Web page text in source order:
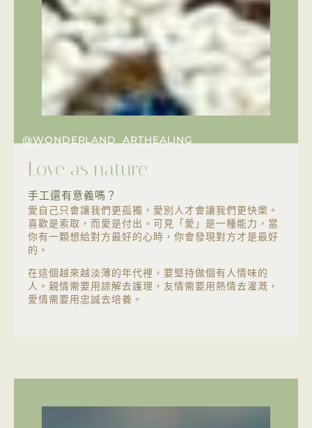
@WONDERLAND_ARTHEALING
Love as nature
手工還有意義嗎？
愛自己只會讓我們更孤獨，愛別人才會讓我們更快樂。
喜歡是索取，而愛是付出。可見「愛」是一種能力，當
你有一顆想給對方最好的心時，你會發現對方才是最好
的。
在這個越來越淡薄的年代裡，要堅持做個有人情味的
人。親情需要用諒解去護理，友情需要用熱情去灌溉，
愛情需要用忠誠去培養。